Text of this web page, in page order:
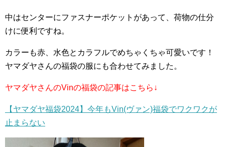
中はセンターにファスナーポケットがあって、荷物の仕分
けに便利ですね。
カラーも赤、水色とカラフルでめちゃくちゃ可愛いです！
ヤマダヤさんの福袋の服にも合わせてみました。
ヤマダヤさんのVinの福袋の記事はこちら↓
【ヤマダヤ福袋2024】今年もVin(ヴァン)福袋でワクワクが
止まらない